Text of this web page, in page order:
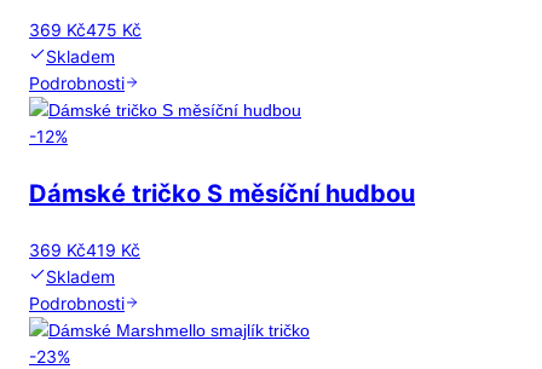
369 Kč475 Kč
Skladem
Podrobnosti
-12%
Dámské tričko S měsíční hudbou
369 Kč419 Kč
Skladem
Podrobnosti
-23%